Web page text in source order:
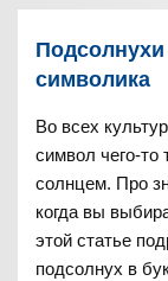
Подсолнухи
символика
Во всех
символ чего-то
солнцем. Про
когда вы
этой статье
подсолнух в